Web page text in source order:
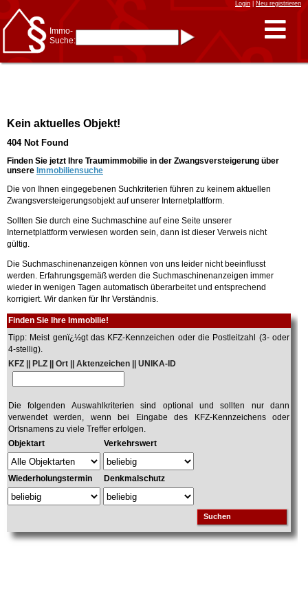
Login| Neu registrieren
Immo-
Suche:
* Suche verfeinern durch
Kombinieren
Frankfurt/Oder
am Main
Immobiliensuche
nach Kreis
nach Amtsgericht
Kein aktuelles Objekt!
404 Not Found
Finden Sie jetzt Ihre Traumimmobilie in der Zwangsversteigerung über
unsere Immobiliensuche
Die von Ihnen eingegebenen Suchkriterien führen zu keinem aktuellen
Zwangsversteigerungsobjekt auf unserer Internetplattform.
Sollten Sie durch eine Suchmaschine auf eine Seite unserer
Internetplattform verwiesen worden sein, dann ist dieser Verweis nicht
gültig.
Die Suchmaschinenanzeigen können von uns leider nicht beeinflusst
werden. Erfahrungsgemäß werden die Suchmaschinenanzeigen immer
wieder in wenigen Tagen automatisch überarbeitet und entsprechend
korrigiert. Wir danken für Ihr Verständnis.
Finden Sie Ihre Immobilie!
Tipp: Meist genï¿½gt das KFZ-Kennzeichen oder die Postleitzahl (3- oder
4-stellig).
KFZ || PLZ || Ort || Aktenzeichen || UNIKA-ID
Die folgenden Auswahlkriterien sind optional und sollten nur dann
verwendet werden, wenn bei Eingabe des KFZ-Kennzeichens oder
Ortsnamens zu viele Treffer erfolgen.
Objektart
Verkehrswert
Wiederholungstermin Denkmalschutz
Suchen